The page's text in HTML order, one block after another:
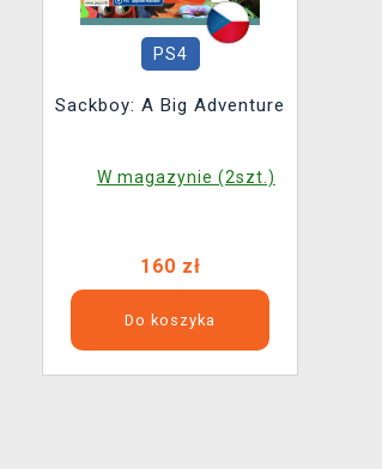
PS4
Sackboy: A Big Adventure
W magazynie (2szt.)
160 zł
Do koszyka